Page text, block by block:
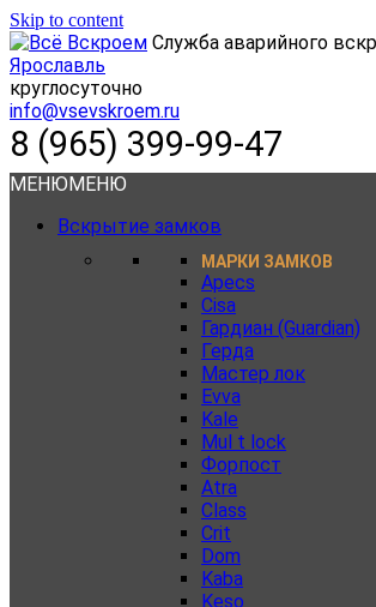
Skip to content
Служба аварийного
Ярославль
круглосуточно
info@vsevskroem.ru
8 (965) 399-99-47
МЕНЮМЕНЮ
Вскрытие замков
МАРКИ ЗАМКОВ
Apecs
Cisa
Гардиан (Guardian)
Герда
Мастер лок
Evva
Kale
Mul t lock
Форпост
Atra
Class
Crit
Dom
Kaba
Keso